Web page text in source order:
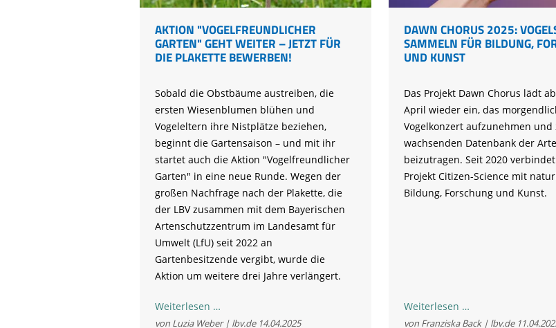
AKTION "VOGELFREUNDLICHER
GARTEN" GEHT WEITER – JETZT FÜR
DIE PLAKETTE BEWERBEN!
Sobald die Obstbäume austreiben, die
ersten Wiesenblumen blühen und
Vogeleltern ihre Nistplätze beziehen,
beginnt die Gartensaison – und mit ihr
startet auch die Aktion "Vogelfreundlicher
Garten" in eine neue Runde. Wegen der
großen Nachfrage nach der Plakette, die
der LBV zusammen mit dem Bayerischen
Artenschutzzentrum im Landesamt für
Umwelt (LfU) seit 2022 an
Gartenbesitzende vergibt, wurde die
Aktion um weitere drei Jahre verlängert.
Weiterlesen …Aktion
"Vogelfreundlicher
von Luzia Weber | lbv.de 14.04.2025
DAWN CHORUS 2025:
SAMMELN FÜR BILDUNG,
UND KUNST
Das Projekt Dawn Chorus lädt
April wieder ein, das
Vogelkonzert aufzunehmen und
wachsenden Datenbank der
beizutragen. Seit 2020
Projekt Citizen-Science mit
Bildung, Forschung und Kunst.
Weiterlesen …Dawn
Chorus
von Franziska Back | lbv.de